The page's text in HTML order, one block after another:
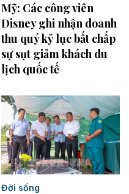
Mỹ: Các công viên
Disney ghi nhận doanh
thu quý kỷ lục bất chấp
sự sụt giảm khách du
lịch quốc tế
Đời sống